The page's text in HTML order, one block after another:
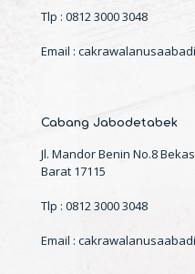
Tlp : 0812 3000 3048
Email :
Cabang Jabodetabek
Jl. Mandor Benin No.8
Barat 17115
Tlp : 0812 3000 3048
Email :